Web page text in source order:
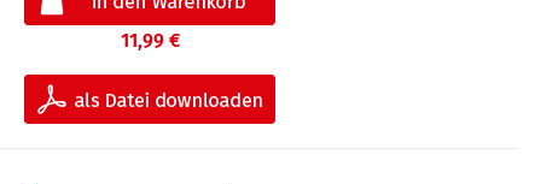
11,99 €